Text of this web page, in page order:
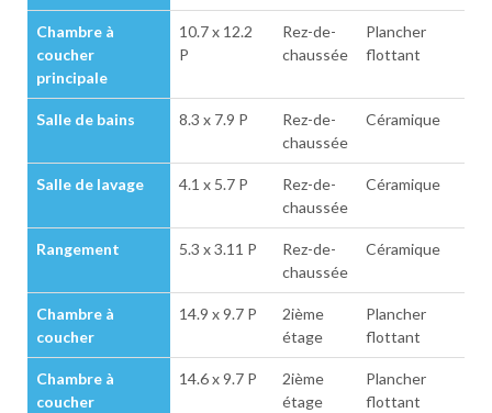
Chambre à
coucher
principale
10.7 x 12.2
P
Rez-de-
chaussée
Plancher
flottant
Salle de bains 8.3 x 7.9 P
Rez-de-
chaussée
Céramique
Salle de lavage 4.1 x 5.7 P
Rez-de-
chaussée
Céramique
Rangement 5.3 x 3.11 P
Rez-de-
chaussée
Céramique
Chambre à
coucher
14.9 x 9.7 P
2ième
étage
Plancher
flottant
Chambre à
coucher
14.6 x 9.7 P
2ième
étage
Plancher
flottant